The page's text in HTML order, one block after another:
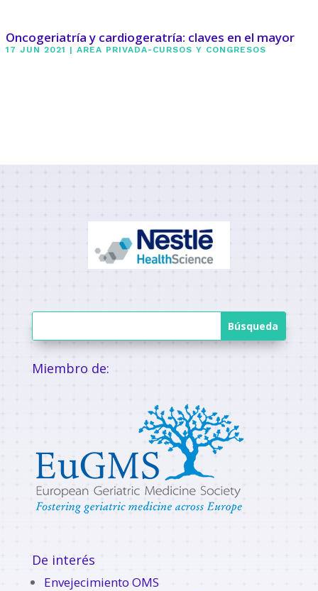
Oncogeriatría y cardiogeratría: claves en el mayor
17 JUN 2021 |AREA PRIVADA-CURSOS Y CONGRESOS
Miembro de:
De interés
Envejecimiento OMS